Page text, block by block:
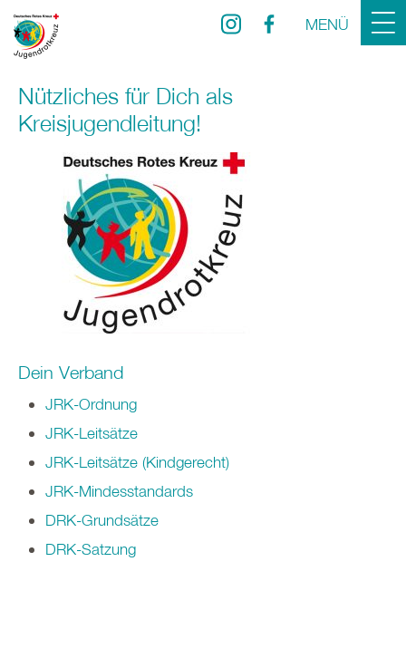
MENÜ
Nützliches für Dich als
Kreisjugendleitung!
Dein Verband
JRK-Ordnung
JRK-Leitsätze
JRK-Leitsätze (Kindgerecht)
JRK-Mindesstandards
DRK-Grundsätze
DRK-Satzung